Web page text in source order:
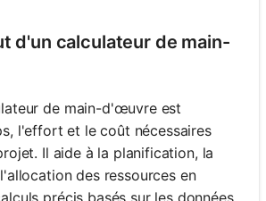
d'un calculateur de main-
de main-d'œuvre est
l'effort et le coût nécessaires
Il aide à la planification, la
des ressources en
précis basés sur les données